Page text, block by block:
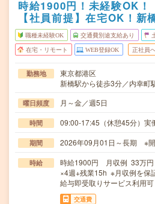
時給1900円！未経験OK！
【社員前提】在宅OK！新
職種未経験OK 交通費別途支給あり
在宅・リモート WEB登録OK 正社員
勤務地
東京都港区
新橋駅から徒歩3分／内幸町
曜日頻度 月～金／週5日
時間 09:00-17:45（休憩45分）実
期間 2026年09月01日～長期 ※
時給
時給1900円 月収例 33万円
×4週+残業15h ※月収例を保
給与即受取りサービス利用可
交通費